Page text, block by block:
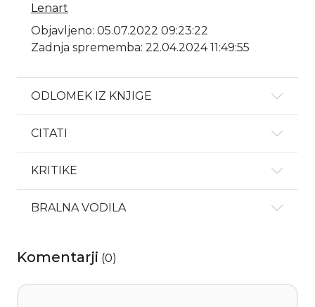
Lenart
Objavljeno: 05.07.2022 09:23:22
Zadnja sprememba: 22.04.2024 11:49:55
ODLOMEK IZ KNJIGE
CITATI
KRITIKE
BRALNA VODILA
Komentarji (0)